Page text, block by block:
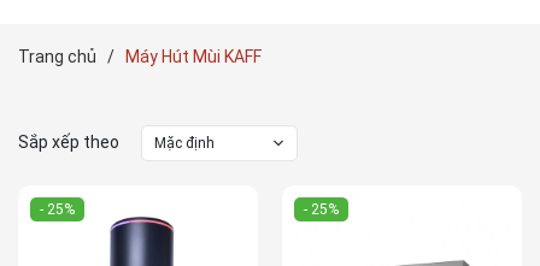
Trang chủ / Máy Hút Mùi KAFF
Sắp xếp theo Mặc định
- 25% - 25%